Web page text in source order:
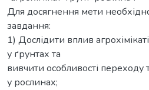
Для досягнення мети
завдання:
1) Дослідити вплив
у ґрунтах та
вивчити особливості
у рослинах;